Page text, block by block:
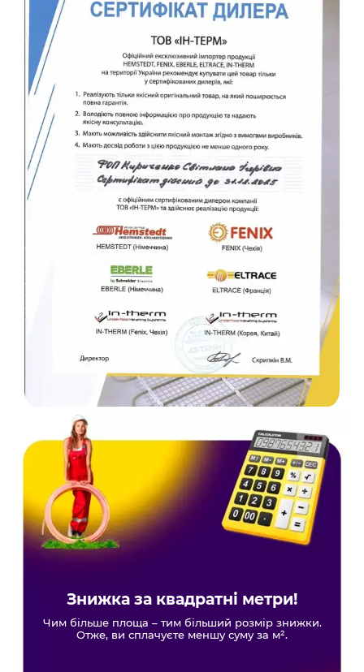
Знижка за квадратні метри!
Чим більше площа – тим більший розмір знижки.
Отже, ви сплачуєте меншу суму за м².